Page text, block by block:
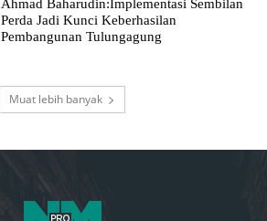
Ahmad Baharudin:Implementasi Sembilan
Perda Jadi Kunci Keberhasilan
Pembangunan Tulungagung
Muat lebih banyak